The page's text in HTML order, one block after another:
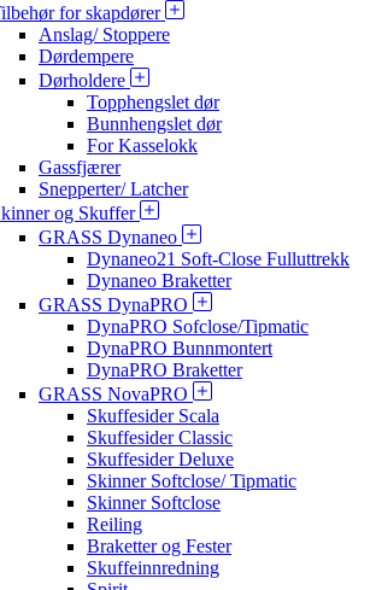
for skapdører
Anslag/ Stoppere
Dørdempere
Dørholdere
Topphengslet dør
Bunnhengslet dør
For Kasselokk
Gassfjærer
Snepperter/ Latcher
og Skuffer
GRASS Dynaneo
Dynaneo21 Soft-Close Fulluttrekk
Dynaneo Braketter
GRASS DynaPRO
DynaPRO Sofclose/Tipmatic
DynaPRO Bunnmontert
DynaPRO Braketter
GRASS NovaPRO
Skuffesider Scala
Skuffesider Classic
Skuffesider Deluxe
Skinner Softclose/ Tipmatic
Skinner Softclose
Reiling
Braketter og Fester
Skuffeinnredning